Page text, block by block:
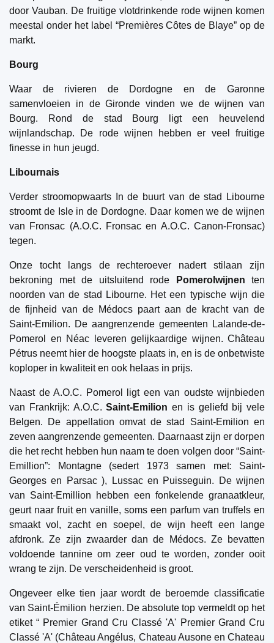
door Vauban. De fruitige vlotdrinkende rode wijnen komen
meestal onder het label “Premières Côtes de Blaye” op de
markt.
Bourg
Waar de rivieren de Dordogne en de Garonne
samenvloeien in de Gironde vinden we de wijnen van
Bourg. Rond de stad Bourg ligt een heuvelend
wijnlandschap. De rode wijnen hebben er veel fruitige
finesse in hun jeugd.
Libournais
Verder stroomopwaarts In de buurt van de stad Libourne
stroomt de Isle in de Dordogne. Daar komen we de wijnen
van Fronsac (A.O.C. Fronsac en A.O.C. Canon-Fronsac)
tegen.
Onze tocht langs de rechteroever nadert stilaan zijn
bekroning met de uitsluitend rode
Pomerolwijnen ten
noorden van de stad Libourne. Het een typische wijn die
de fijnheid van de Médocs paart aan de kracht van de
Saint-Emilion. De aangrenzende gemeenten Lalande-de-
Pomerol en Néac leveren gelijkaardige wijnen. Château
Pétrus neemt hier de hoogste plaats in, en is de onbetwiste
koploper in kwaliteit en ook helaas in prijs.
Naast de A.O.C. Pomerol ligt een van oudste wijnbieden
van Frankrijk: A.O.C.Saint-Emilion en is geliefd bij vele
Belgen. De appellation omvat de stad Saint-Emilion en
zeven aangrenzende gemeenten. Daarnaast zijn er dorpen
die het recht hebben hun naam te doen volgen door “Saint-
Emillion”: Montagne (sedert 1973 samen met: Saint-
Georges en Parsac ), Lussac en Puisseguin. De wijnen
van Saint-Emillion hebben een fonkelende granaatkleur,
geurt naar fruit en vanille, soms een parfum van truffels en
smaakt vol, zacht en soepel, de wijn heeft een lange
afdronk. Ze zijn zwaarder dan de Médocs. Ze bevatten
voldoende tannine om zeer oud te worden, zonder ooit
wrang te zijn. De verscheidenheid is groot.
Ongeveer elke tien jaar wordt de beroemde classificatie
van Saint-Émilion herzien. De absolute top vermeldt op het
etiket “ Premier Grand Cru Classé 'A' Premier Grand Cru
Classé 'A' (Château Angélus, Chateau Ausone en Chateau